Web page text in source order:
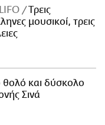
Tρεις
μουσικοί, τρεις
και δύσκολο
Σινά